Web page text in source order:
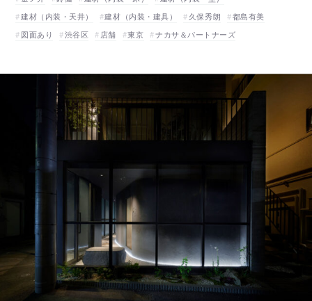
建材（内装・天井）
建材（内装・建具） 久保秀朗
都島有美
図面あり
渋谷区 店舗 東京 ナカサ＆パートナーズ